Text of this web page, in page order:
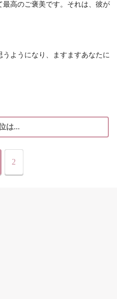
高のご褒美です。それは、彼が
ようになり、ますますあなたに
は...
2